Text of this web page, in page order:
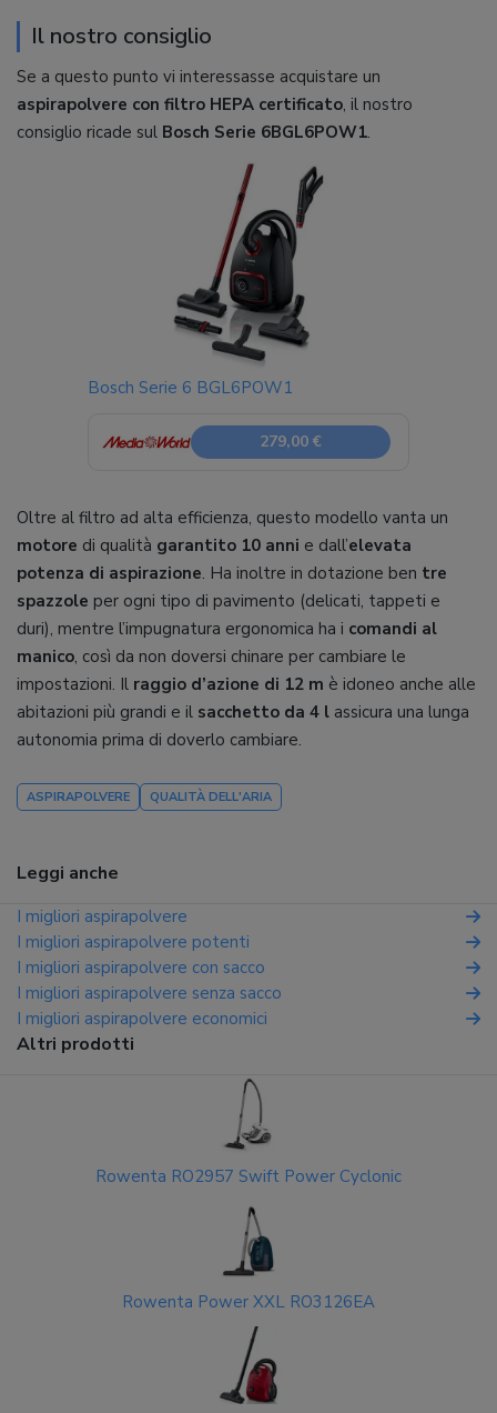
Il nostro consiglio
Se a questo punto vi interessasse acquistare un
aspirapolvere con filtro HEPA certificato, il nostro
consiglio ricade sul Bosch Serie 6BGL6POW1.
Bosch Serie 6 BGL6POW1
279,00 €
Oltre al filtro ad alta efficienza, questo modello vanta un
motore di qualità garantito 10 anni e dall’elevata
potenza di aspirazione. Ha inoltre in dotazione ben tre
spazzole per ogni tipo di pavimento (delicati, tappeti e
duri), mentre l’impugnatura ergonomica ha i comandi al
manico, così da non doversi chinare per cambiare le
impostazioni. Il raggio d’azione di 12 m è idoneo anche alle
abitazioni più grandi e il sacchetto da 4 l assicura una lunga
autonomia prima di doverlo cambiare.
ASPIRAPOLVERE QUALITÀ DELL'ARIA
Leggi anche
I migliori aspirapolvere
I migliori aspirapolvere potenti
I migliori aspirapolvere con sacco
I migliori aspirapolvere senza sacco
I migliori aspirapolvere economici
Altri prodotti
Rowenta RO2957 Swift Power Cyclonic
Rowenta Power XXL RO3126EA